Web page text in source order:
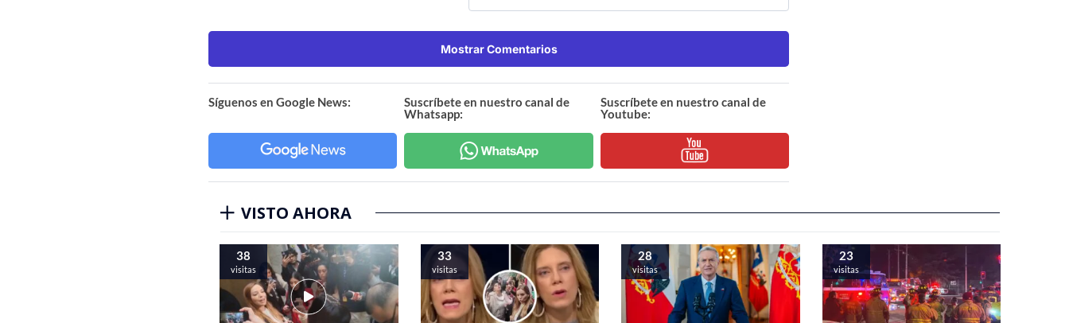
Mostrar Comentarios
Síguenos en Google News:
Suscríbete en nuestro canal de
Whatsapp:
Suscríbete en nuestro canal de
Youtube:
VISTO AHORA
38
visitas
33
visitas
28
visitas
23
visitas